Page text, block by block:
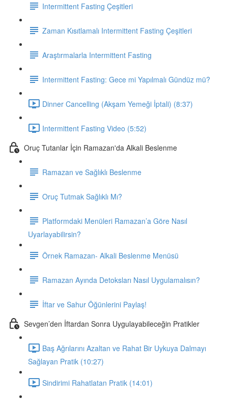
Intermittent Fasting Çeşitleri
Zaman Kısıtlamalı Intermittent Fasting Çeşitleri
Araştırmalarla Intermittent Fasting
Intermittent Fasting: Gece mi Yapılmalı Gündüz mü?
Dinner Cancelling (Akşam Yemeği İptali) (8:37)
Intermittent Fasting Video (5:52)
Oruç Tutanlar İçin Ramazan'da Alkali Beslenme
Ramazan ve Sağlıklı Beslenme
Oruç Tutmak Sağlıklı Mı?
Platformdaki Menüleri Ramazan’a Göre Nasıl
Uyarlayabilirsin?
Örnek Ramazan- Alkali Beslenme Menüsü
Ramazan Ayında Detoksları Nasıl Uygulamalısın?
İftar ve Sahur Öğünlerini Paylaş!
Sevgen’den İftardan Sonra Uygulayabileceğin Pratikler
Baş Ağrılarını Azaltan ve Rahat Bir Uykuya Dalmayı
Sağlayan Pratik (10:27)
Sindirimi Rahatlatan Pratik (14:01)